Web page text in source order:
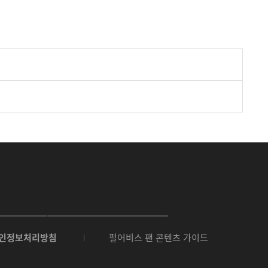
N
E
정보처리방침
펄어비스 팬 콘텐츠 가이드